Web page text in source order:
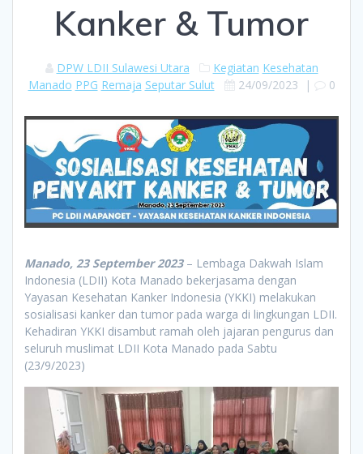
Kanker & Tumor
DPW LDII Sulawesi Utara Kegiatan Kesehatan
Manado PPG Remaja Seputar Sulut 24/09/2023 | 0
Manado, 23 September 2023– Lembaga Dakwah Islam
Indonesia (LDII) Kota Manado bekerjasama dengan
Yayasan Kesehatan Kanker Indonesia (YKKI) melakukan
sosialisasi kanker dan tumor pada warga di lingkungan LDII.
Kehadiran YKKI disambut ramah oleh jajaran pengurus dan
seluruh muslimat LDII Kota Manado pada Sabtu
(23/9/2023)